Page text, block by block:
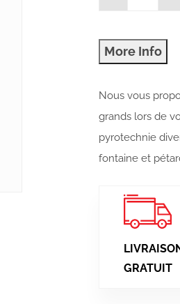
Nous vous
grands lors de
pyrotechnie
fontaine et
GRATUIT